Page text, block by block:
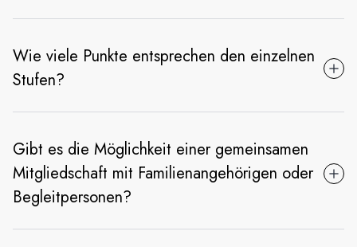
Wie viele Punkte entsprechen den einzelnen
Stufen?
Gibt es die Möglichkeit einer gemeinsamen
Mitgliedschaft mit Familienangehörigen oder
Begleitpersonen?